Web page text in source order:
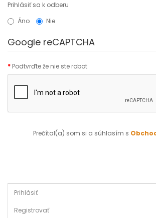
Prihlásiť sa k odberu
Áno
Nie
Google reCAPTCHA
Podtvrďte že nie ste robot
Prečítal(a) som si a súhlasím s
Prihlásiť
Registrovať